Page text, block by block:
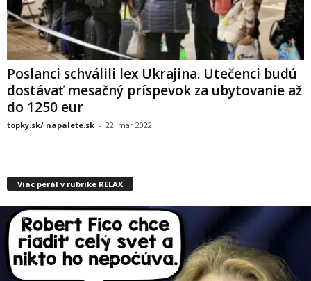
Poslanci schválili lex Ukrajina. Utečenci budú
dostávať mesačný príspevok za ubytovanie až
do 1250 eur
topky.sk/ napalete.sk - 22. mar 2022
Viac perál v rubrike RELAX